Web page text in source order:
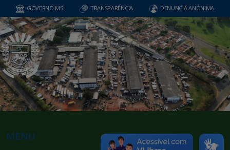
GOVERNO MS TRANSPARÊNCIA DENUNCIA ANÔNIMA
MENU